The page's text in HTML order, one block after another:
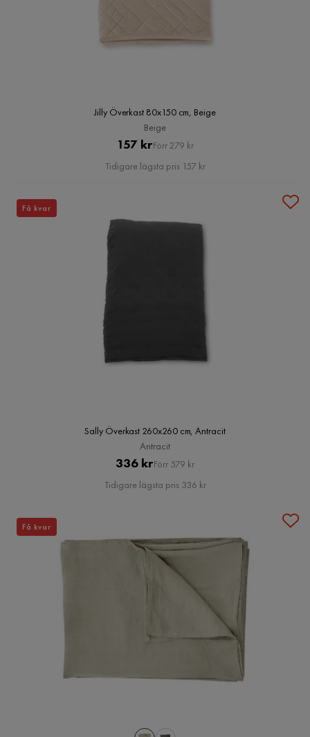
Jilly Överkast 80x150 cm, Beige
Beige
Pris
157 krOriginal
Pris
Förr 279 kr
Tidigare lägsta pris 157 kr
Sally Överkast 260x260 cm, Antracit
Antracit
Pris
336 krOriginal
Pris
Förr 579 kr
Tidigare lägsta pris 336 kr
Få kvar
Få kvar